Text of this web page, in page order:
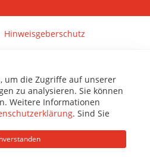
Hinweisgeberschutz
um die Zugriffe auf unserer
zu analysieren. Sie können
Weitere Informationen
. Sind Sie